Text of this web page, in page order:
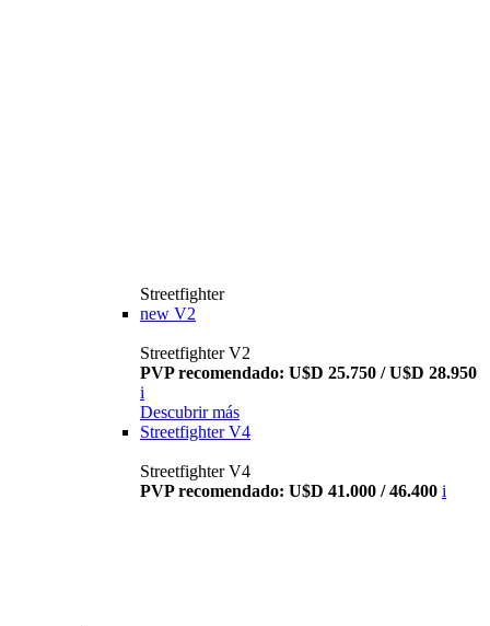
Streetfighter
new V2
Streetfighter V2
PVP recomendado: U$D 25.750 / U$D 28.950
i
Descubrir más
Streetfighter V4
Streetfighter V4
PVP recomendado: U$D 41.000 / 46.400 i